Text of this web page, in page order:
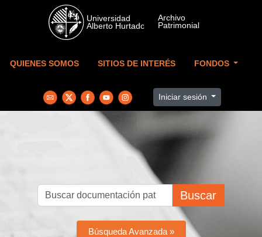
Skip to main content
QUIENES SOMOS SITIOS DE INTERÉS FONDOS
Iniciar sesión
Buscar
Búsqueda Avanzada »